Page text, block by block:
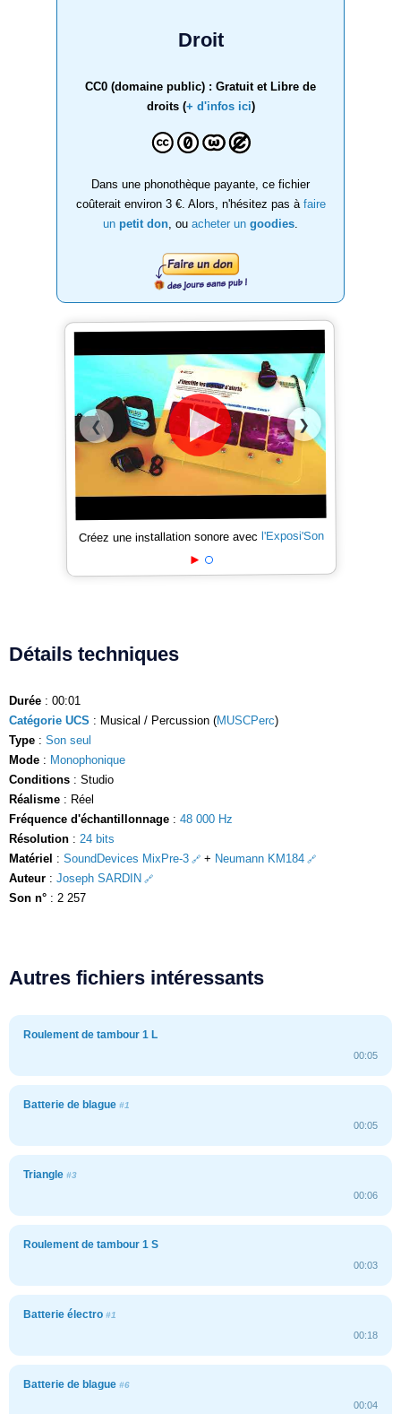
Droit
CC0 (domaine public) : Gratuit et Libre de
droits (+ d'infos ici)
Dans une phonothèque payante, ce fichier
coûterait environ 3 €. Alors, n'hésitez pas à faire
un petit don , ou acheter un goodies
❮ ❯
Créez une installation sonore avec l'Exposi'Son
Détails techniques
Durée : 00:01
Catégorie UCS : Musical / Percussion (MUSCPerc)
Type : Son seul
Mode : Monophonique
Conditions : Studio
Réalisme : Réel
Fréquence d'échantillonnage : 48 000 Hz
Résolution : 24 bits
Matériel : SoundDevices MixPre-3 + Neumann KM184
Auteur : Joseph SARDIN
Son n° : 2 257
Autres fichiers intéressants
Roulement de tambour 1 L
00:05
Batterie de blague #1
00:05
Triangle #3
00:06
Roulement de tambour 1 S
00:03
Batterie électro #1
00:18
Batterie de blague #6
00:04